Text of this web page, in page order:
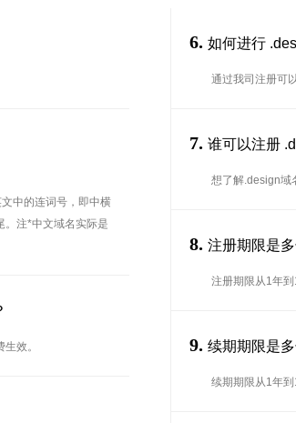
中的连词号，即中横
。注*中文域名实际是
效。
6. 如何进行
通过我司注册可
7. 谁可以注册
想了解.design域
8. 注册期限是多
注册期限从1年到
9. 续期期限是多
续期期限从1年